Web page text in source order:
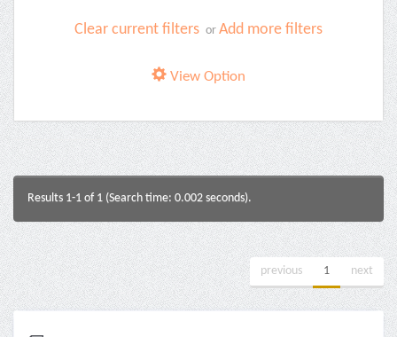
Clear current filters or Add more filters
View Option
Results 1-1 of 1 (Search time: 0.002 seconds).
previous 1 next